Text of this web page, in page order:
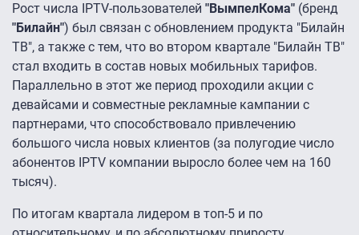
Рост числа IPTV-пользователей "ВымпелКома" (бренд
"Билайн") был связан с обновлением продукта "Билайн
ТВ", а также с тем, что во втором квартале "Билайн ТВ"
стал входить в состав новых мобильных тарифов.
Параллельно в этот же период проходили акции с
девайсами и совместные рекламные кампании с
партнерами, что способствовало привлечению
большого числа новых клиентов (за полугодие число
абонентов IPTV компании выросло более чем на 160
тысяч).
По итогам квартала лидером в топ-5 и по